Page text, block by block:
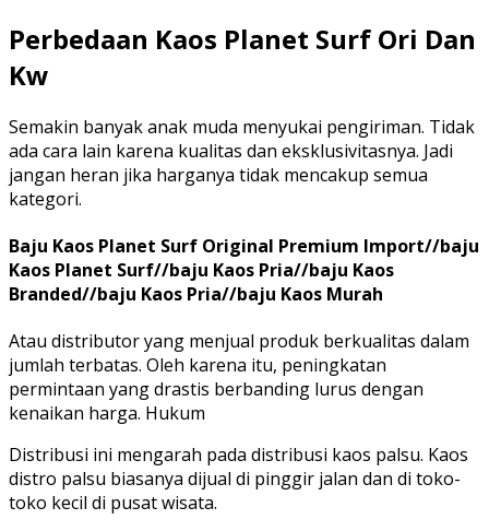
Perbedaan Kaos Planet Surf Ori Dan
Kw
Semakin banyak anak muda menyukai pengiriman. Tidak
ada cara lain karena kualitas dan eksklusivitasnya. Jadi
jangan heran jika harganya tidak mencakup semua
kategori.
Baju Kaos Planet Surf Original Premium Import//baju
Kaos Planet Surf//baju Kaos Pria//baju Kaos
Branded//baju Kaos Pria//baju Kaos Murah
Atau distributor yang menjual produk berkualitas dalam
jumlah terbatas. Oleh karena itu, peningkatan
permintaan yang drastis berbanding lurus dengan
kenaikan harga. Hukum
Distribusi ini mengarah pada distribusi kaos palsu. Kaos
distro palsu biasanya dijual di pinggir jalan dan di toko-
toko kecil di pusat wisata.